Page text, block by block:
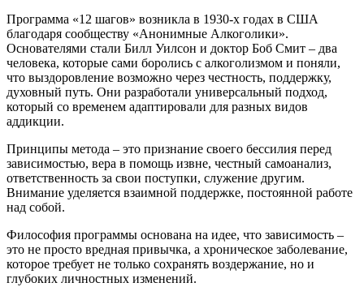
Программа «12 шагов» возникла в 1930-х годах в США
благодаря сообществу «Анонимные Алкоголики».
Основателями стали Билл Уилсон и доктор Боб Смит – два
человека, которые сами боролись с алкоголизмом и поняли,
что выздоровление возможно через честность, поддержку,
духовный путь. Они разработали универсальный подход,
который со временем адаптировали для разных видов
аддикции.
Принципы метода – это признание своего бессилия перед
зависимостью, вера в помощь извне, честный самоанализ,
ответственность за свои поступки, служение другим.
Внимание уделяется взаимной поддержке, постоянной работе
над собой.
Философия программы основана на идее, что зависимость –
это не просто вредная привычка, а хроническое заболевание,
которое требует не только сохранять воздержание, но и
глубоких личностных изменений.